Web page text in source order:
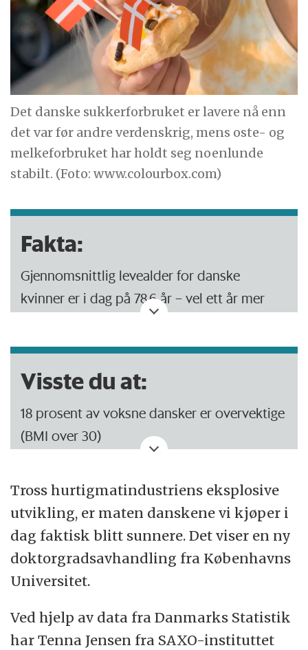
Det danske sukkerforbruket er lavere nå enn
det var før andre verdenskrig, mens oste- og
melkeforbruket har holdt seg noenlunde
stabilt. (Foto: www.colourbox.com)
Fakta:
Gjennomsnittlig levealder for danske
kvinner er i dag på 78,6 år – vel ett år mer
Danske menn har økt middellevealderen
med to år i samme periode, til 73,7 år.
(kilde: Helsedepartementet)
Visste du at:
18 prosent av voksne dansker er overvektige
(BMI over 30)
store barn og 7–8 prosent av de unge
voksne (18–20 år) er overvektige
Overvektige har 8–10 ganger så stor risiko
for å utvikle diabetes
Fedme gir en 2–3 ganger høyere risiko for å
få hjerte/kar-sykdommer
Tross hurtigmatindustriens eksplosive
utvikling, er maten danskene vi kjøper i
dag faktisk blitt sunnere. Det viser en ny
doktorgradsavhandling fra Københavns
Universitet.
Ved hjelp av data fra Danmarks Statistik
har Tenna Jensen fra SAXO-instituttet